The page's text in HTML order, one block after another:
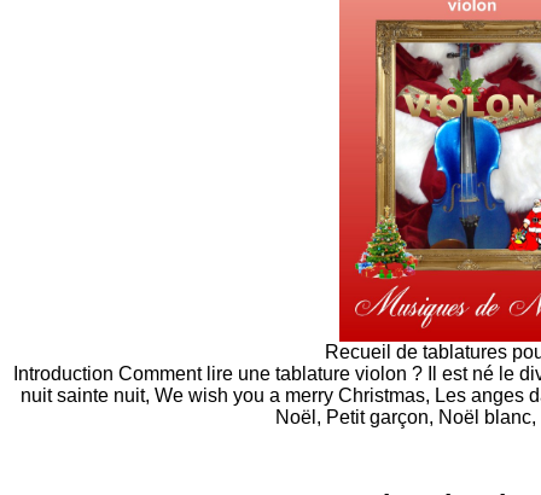
Recueil de tablatures
Introduction Comment lire une tablature violon ? Il est né le
nuit sainte nuit, We wish you a merry Christmas, Les anges
Noël, Petit garçon, Noël